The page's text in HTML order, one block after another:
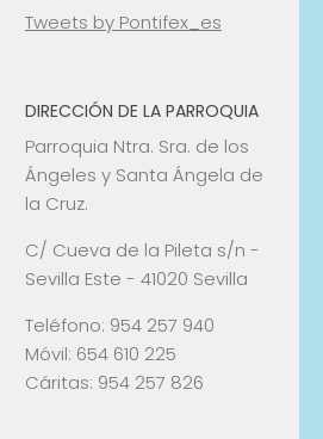
Tweets by Pontifex_es
DIRECCIÓN DE LA PARROQUIA
Parroquia Ntra. Sra. de los
Ángeles y Santa Ángela de
la Cruz.
C/ Cueva de la Pileta s/n -
Sevilla Este - 41020 Sevilla
Teléfono: 954 257 940
Móvil: 654 610 225
Cáritas: 954 257 826